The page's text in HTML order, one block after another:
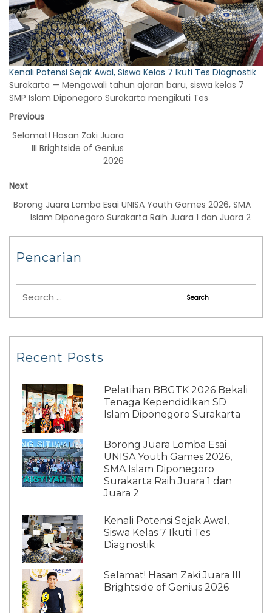
Kenali Potensi Sejak Awal, Siswa Kelas 7 Ikuti Tes Diagnostik
Surakarta — Mengawali tahun ajaran baru, siswa kelas 7
SMP Islam Diponegoro Surakarta mengikuti Tes
Previous
Selamat! Hasan Zaki Juara
III Brightside of Genius
2026
Next
Borong Juara Lomba Esai UNISA Youth Games 2026, SMA
Islam Diponegoro Surakarta Raih Juara 1 dan Juara 2
Pencarian
Recent Posts
Pelatihan BBGTK 2026 Bekali
Tenaga Kependidikan SD
Islam Diponegoro Surakarta
Borong Juara Lomba Esai
UNISA Youth Games 2026,
SMA Islam Diponegoro
Surakarta Raih Juara 1 dan
Juara 2
Kenali Potensi Sejak Awal,
Siswa Kelas 7 Ikuti Tes
Diagnostik
Selamat! Hasan Zaki Juara III
Brightside of Genius 2026